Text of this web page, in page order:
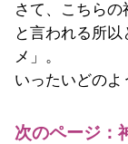
さて、こちらの
と言われる所
メ」。
いったいどのよ
次のページ：